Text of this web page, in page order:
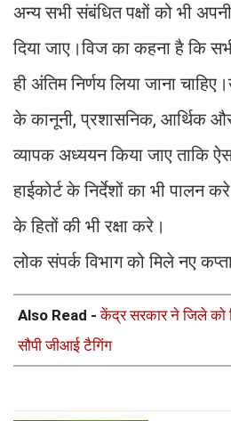
अन्य सभी संबंधित पक्षों को भी
दिया जाए।विज का कहना है कि
ही अंतिम निर्णय लिया जाना
के कानूनी, प्रशासनिक, आर्थिक
व्यापक अध्ययन किया जाए ताकि
हाईकोर्ट के निर्देशों का भी पालन
के हितों की भी रक्षा करे।
लोक संपर्क विभाग को मिले नए
Also Read -केंद्र सरकार ने जिले को
सौपी जीआई टैगिंग